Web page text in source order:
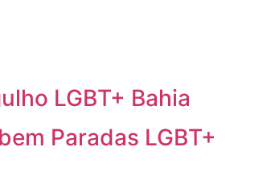
LGBT+ Bahia
Paradas LGBT+